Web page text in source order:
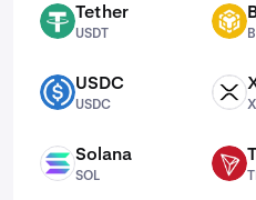
USDT Tether
USDT
BNB
USDC USDC
USDC
XRP
SOL Solana
SOL
TRX